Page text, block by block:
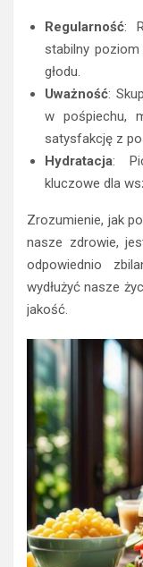
Regularność:
stabilny
głodu.
Uważność:
w pośpiechu,
satysfakcję z
Hydratacja:
kluczowe dla
Zrozumienie, jak
nasze zdrowie,
odpowiednio
wydłużyć nasze
jakość.